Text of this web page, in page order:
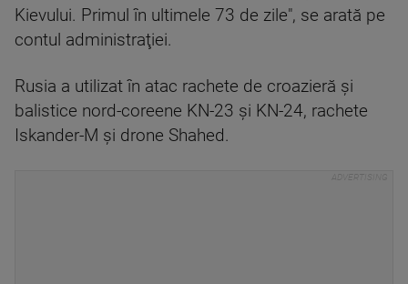
Kievului. Primul în ultimele 73 de zile", se arată pe
contul administraţiei.
Rusia a utilizat în atac rachete de croazieră şi
balistice nord-coreene KN-23 şi KN-24, rachete
Iskander-M şi drone Shahed.